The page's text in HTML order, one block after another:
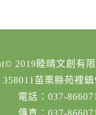
2019睦晴文創有
358011苗栗縣苑裡
電話：037-866071
傳真：037-866071